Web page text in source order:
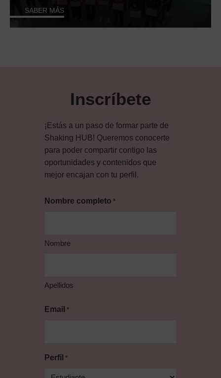
SABER MÁS
Inscríbete
¡Estás a un paso de formar parte de
Shaking HUB! Queremos conocerte
para poder compartir contigo las
oportunidades y contenidos que
mejor encajan con tu perfil.
Nombre completo *
Nombre
Apellidos
Email *
Perfil *